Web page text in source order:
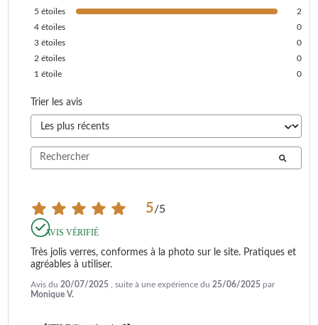
5 étoiles
2
4 étoiles
0
3 étoiles
0
2 étoiles
0
1 étoile 0
Trier les avis
5/5
AVIS VÉRIFIÉ
Très jolis verres, conformes à la photo sur le site. Pratiques et
agréables à utiliser.
Avis du 20/07/2025 , suite à une expérience du 25/06/2025 par
Monique V.